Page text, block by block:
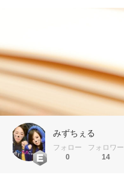
みずちぇる
フォロー
0
フォロワー
14